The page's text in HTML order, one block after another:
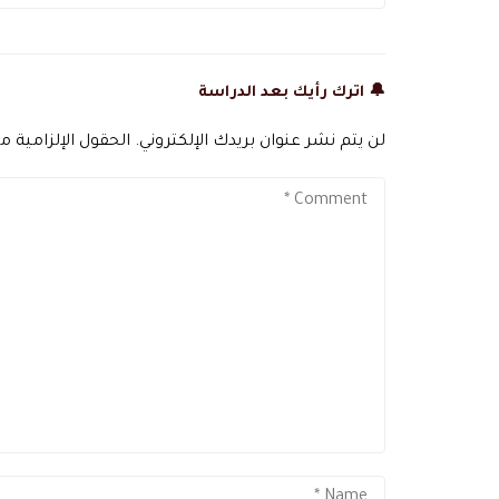
🔔 اترك رأيك بعد الدراسة
لن يتم نشر عنوان بريدك الإلكتروني. الحقول الإلزامية